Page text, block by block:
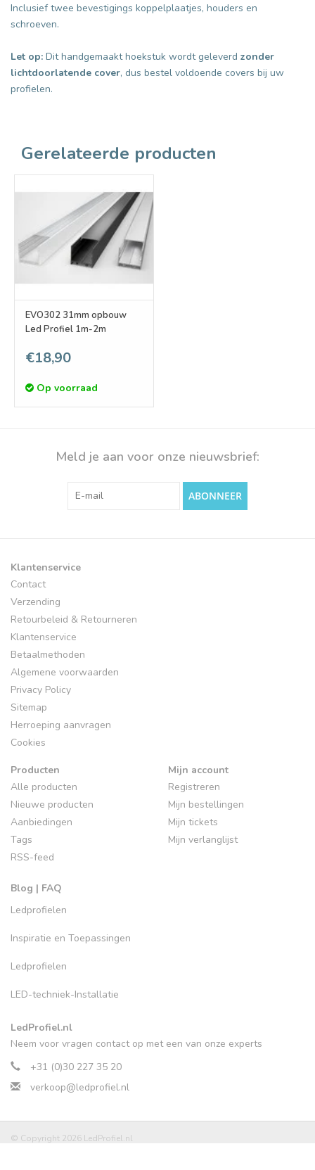
Inclusief twee bevestigings koppelplaatjes, houders en
schroeven.
Let op: Dit handgemaakt hoekstuk wordt geleverd zonder
lichtdoorlatende cover, dus bestel voldoende covers bij uw
profielen.
Gerelateerde producten
EVO302 31mm opbouw
Led Profiel 1m-2m
€18,90
Op voorraad
Meld je aan voor onze nieuwsbrief:
ABONNEER
Klantenservice
Contact
Verzending
Retourbeleid & Retourneren
Klantenservice
Betaalmethoden
Algemene voorwaarden
Privacy Policy
Sitemap
Herroeping aanvragen
Cookies
Producten
Alle producten
Nieuwe producten
Aanbiedingen
Tags
RSS-feed
Blog | FAQ
Ledprofielen
Inspiratie en Toepassingen
Ledprofielen
LED-techniek-Installatie
Mijn account
Registreren
Mijn bestellingen
Mijn tickets
Mijn verlanglijst
LedProfiel.nl
Neem voor vragen contact op met een van onze experts
+31 (0)30 227 35 20
verkoop@ledprofiel.nl
© Copyright 2026 LedProfiel.nl